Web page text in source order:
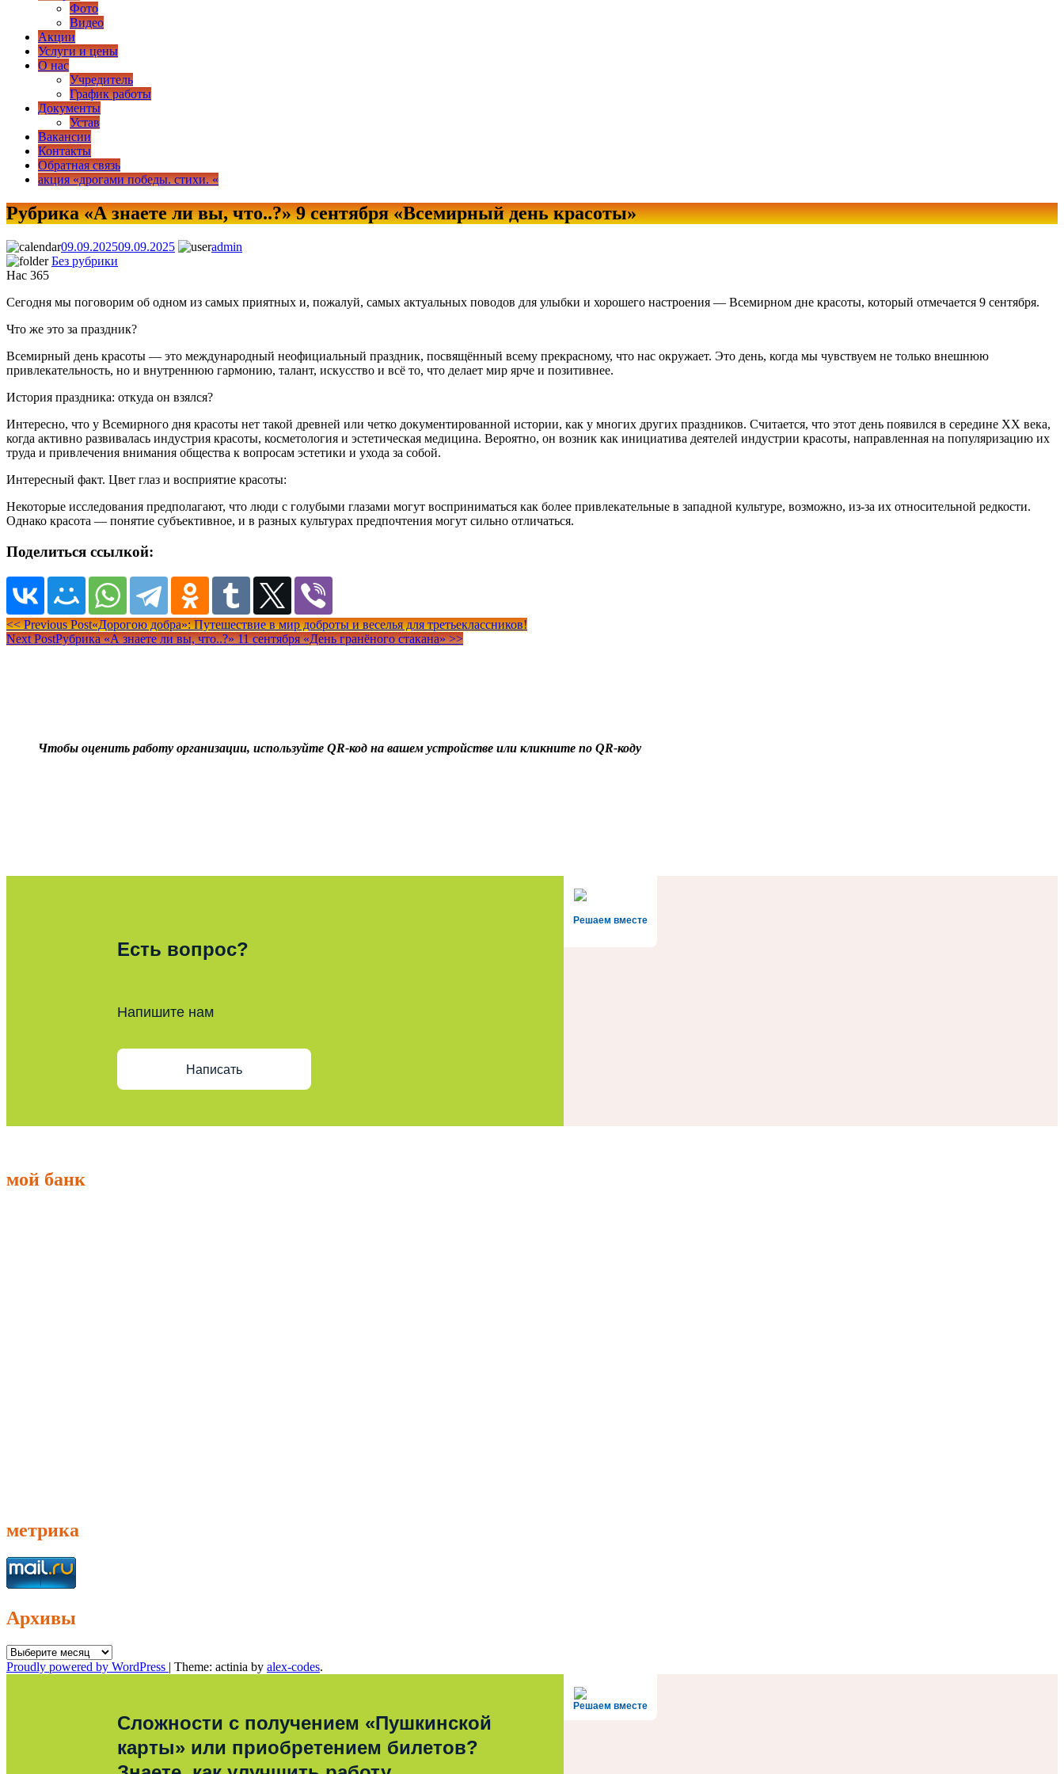
Фото
Видео
Акции
Услуги и цены
О нас
Учредитель
График работы
Документы
Устав
Вакансии
Контакты
Обратная связь
акция «дрогами победы. стихи. «
МЦНТ и Д «Звезда»
Рубрика «А знаете ли вы, что..?» 9 сентября «Всемирный день красоты»
09.09.202509.09.2025
admin
Без рубрики
Нас 365
Сегодня мы поговорим об одном из самых приятных и, пожалуй, самых актуальных поводов для улыбки и хорошего настроения — Всемирном дне красоты, который отмечается 9 сентября.
Что же это за праздник?
Всемирный день красоты — это международный неофициальный праздник, посвящённый всему прекрасному, что нас окружает. Это день, когда мы чувствуем не только внешнюю
привлекательность, но и внутреннюю гармонию, талант, искусство и всё то, что делает мир ярче и позитивнее.
История праздника: откуда он взялся?
Интересно, что у Всемирного дня красоты нет такой древней или четко документированной истории, как у многих других праздников. Считается, что этот день появился в середине ХХ века,
когда активно развивалась индустрия красоты, косметология и эстетическая медицина. Вероятно, он возник как инициатива деятелей индустрии красоты, направленная на популяризацию их
труда и привлечения внимания общества к вопросам эстетики и ухода за собой.
Интересный факт. Цвет глаз и восприятие красоты:
Некоторые исследования предполагают, что люди с голубыми глазами могут восприниматься как более привлекательные в западной культуре, возможно, из-за их относительной редкости.
Однако красота — понятие субъективное, и в разных культурах предпочтения могут сильно отличаться.
Поделиться ссылкой:
Навигация
по
<< Previous Post«Дорогою добра»: Путешествие в мир доброты и веселья для третьеклассников!
Next PostРубрика «А знаете ли вы, что..?» 11 сентября «День гранёного стакана» >>
Чтобы оценить работу организации, используйте QR-код на вашем устройстве или кликните по QR-коду
Решаем вместе
Есть вопрос?
Напишите нам
Написать
мой банк
метрика
Архивы
Архивы
Proudly powered by WordPress | Theme: actinia by alex-codes.
Решаем вместе
Сложности с получением «Пушкинской
карты» или приобретением билетов?